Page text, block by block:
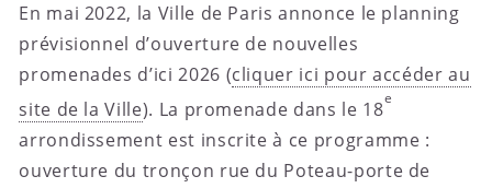
En mai 2022, la Ville de Paris annonce le planning
prévisionnel d’ouverture de nouvelles
promenades d’ici 2026 (cliquer ici pour accéder au
site de la Ville). La promenade dans le 18
e
arrondissement est inscrite à ce programme :
ouverture du tronçon rue du Poteau-porte de